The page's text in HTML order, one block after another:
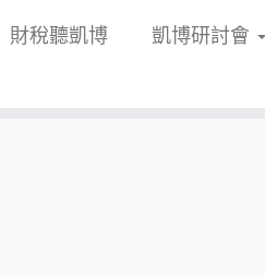
財稅聽凱博 凱博研討會